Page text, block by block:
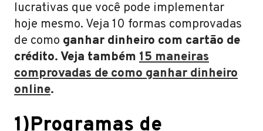
lucrativas que você pode implementar
hoje mesmo. Veja 10 formas comprovadas
de como ganhar dinheiro com cartão de
crédito. Veja também 15 maneiras
comprovadas de como ganhar dinheiro
online.
1)Programas de